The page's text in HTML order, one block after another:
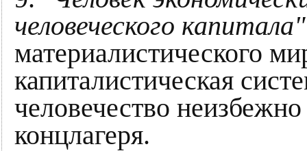
человеческого
материалистического
капиталистическая
человечество
концлагеря.